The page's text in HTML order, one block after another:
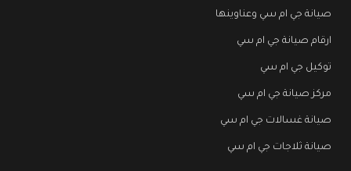
صيانة جي ام سي وعناوينها
ارقام صيانة جي ام سي
توكيل جي ام سي
مركز صيانة جي ام سي
صيانة غسالات جي ام سي
صيانة ثلاجات جي ام سي